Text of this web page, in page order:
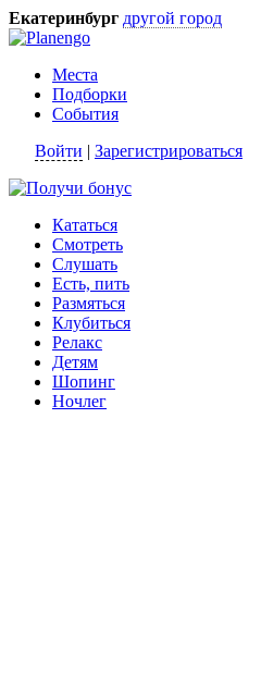
Екатеринбург другой город
Места
Подборки
События
Войти | Зарегистрироваться
Кататься
Смотреть
Слушать
Есть, пить
Размяться
Клубиться
Релакс
Детям
Шопинг
Ночлег